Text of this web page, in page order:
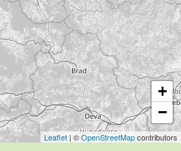
+
−
Leaflet | ©OpenStreetMapcontributors